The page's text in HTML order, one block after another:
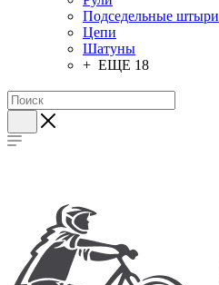
Подседельные штыри
Цепи
Шатуны
+ ЕЩЕ 18